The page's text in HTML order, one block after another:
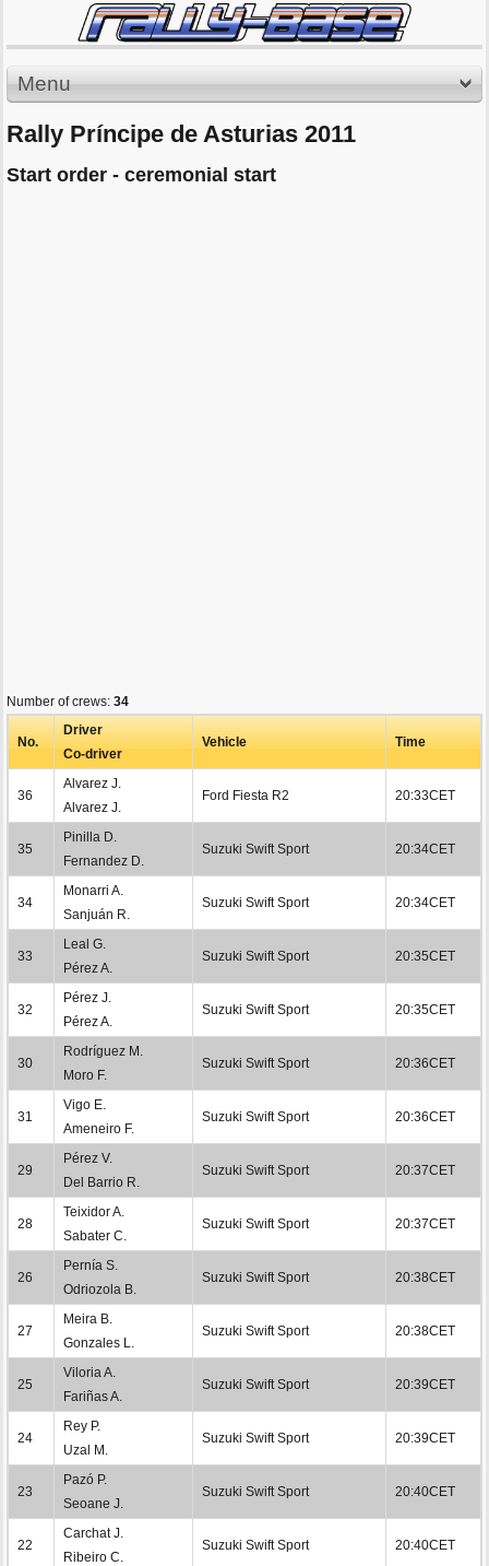
Menu
Rally Príncipe de Asturias 2011
Start order - ceremonial start
Number of crews: 34
No.
Driver
Co-driver
Vehicle Time
36
Alvarez J.
Alvarez J.
Ford Fiesta R2 20:33CET
35
Pinilla D.
Fernandez D.
Suzuki Swift Sport 20:34CET
34
Monarri A.
Sanjuán R.
Suzuki Swift Sport 20:34CET
33
Leal G.
Pérez A.
Suzuki Swift Sport 20:35CET
32
Pérez J.
Pérez A.
Suzuki Swift Sport 20:35CET
30
Rodríguez M.
Moro F.
Suzuki Swift Sport 20:36CET
31
Vigo E.
Ameneiro F.
Suzuki Swift Sport 20:36CET
29
Pérez V.
Del Barrio R.
Suzuki Swift Sport 20:37CET
28
Teixidor A.
Sabater C.
Suzuki Swift Sport 20:37CET
26
Pernía S.
Odriozola B.
Suzuki Swift Sport 20:38CET
27
Meira B.
Gonzales L.
Suzuki Swift Sport 20:38CET
25
Viloria A.
Fariñas A.
Suzuki Swift Sport 20:39CET
24
Rey P.
Uzal M.
Suzuki Swift Sport 20:39CET
23
Pazó P.
Seoane J.
Suzuki Swift Sport 20:40CET
22
Carchat J.
Ribeiro C.
Suzuki Swift Sport 20:40CET